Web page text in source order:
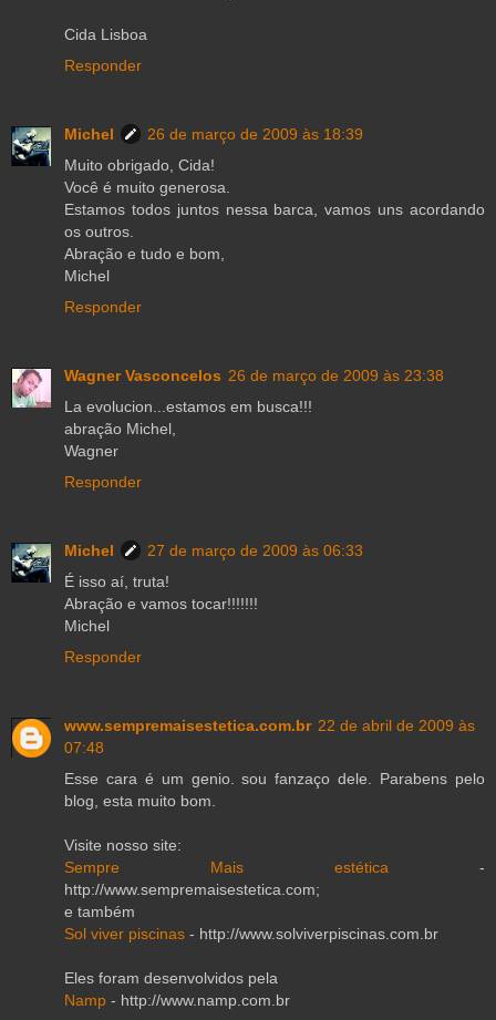
Cida Lisboa
Responder
Michel
26 de março de 2009 às 18:39
Muito obrigado, Cida!
Você é muito generosa.
Estamos todos juntos nessa barca, vamos uns acordando
os outros.
Abração e tudo e bom,
Michel
Responder
Wagner Vasconcelos 26 de março de 2009 às 23:38
La evolucion...estamos em busca!!!
abração Michel,
Wagner
Responder
Michel
27 de março de 2009 às 06:33
É isso aí, truta!
Abração e vamos tocar!!!!!!!
Michel
Responder
www.sempremaisestetica.com.br 22 de abril de 2009 às
07:48
Esse cara é um genio. sou fanzaço dele. Parabens pelo
blog, esta muito bom.
Visite nosso site:
Sempre Mais estética -
http://www.sempremaisestetica.com;
e também
Sol viver piscinas - http://www.solviverpiscinas.com.br
Eles foram desenvolvidos pela
Namp - http://www.namp.com.br